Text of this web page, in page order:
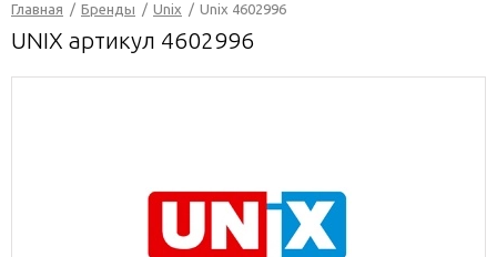
Главная / Бренды / Unix / Unix 4602996
UNIX артикул 4602996